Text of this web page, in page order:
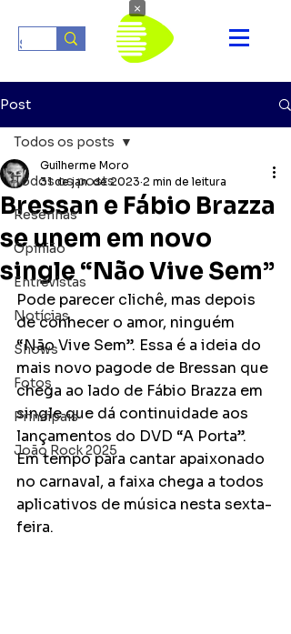
Post
Todos os posts
Resenhas
Opinião
Entrevistas
Notícias
Shows
Fotos
Principais
João Rock 2025
Todos os posts
Bressan e Fábio Brazza
se unem em novo
single “Não Vive Sem”
Guilherme Moro
31 de jan. de 2023 2 min de leitura
Pode parecer clichê, mas depois
de conhecer o amor, ninguém
“Não Vive Sem”. Essa é a ideia do
mais novo pagode de Bressan que
chega ao lado de Fábio Brazza em
single que dá continuidade aos
lançamentos do DVD “A Porta”.
Em tempo para cantar apaixonado
no carnaval, a faixa chega a todos
aplicativos de música nesta sexta-
feira.
×